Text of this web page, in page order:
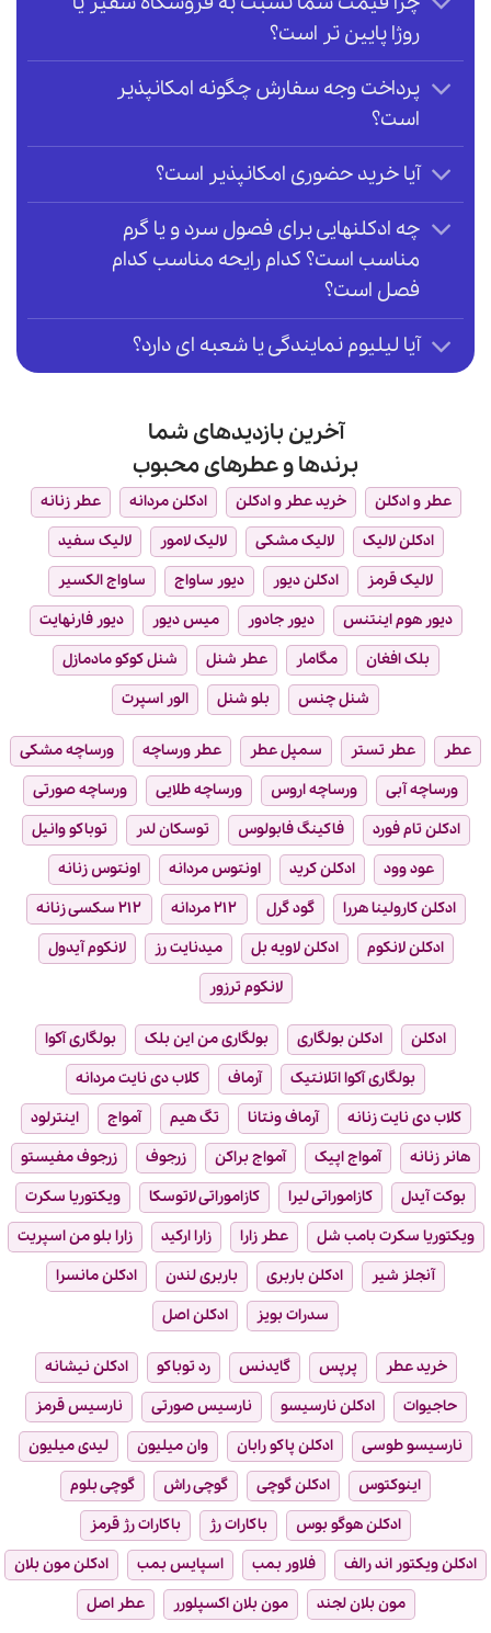
روژا پایین تر است؟
پرداخت وجه سفارش چگونه امکانپذیر
است؟
آیا خرید حضوری امکانپذیر است؟
چه ادکلنهایی برای فصول سرد و یا گرم
مناسب است؟ کدام رایحه مناسب کدام
فصل است؟
آیا لیلیوم نمایندگی یا شعبه ای دارد؟
آخرین بازدیدهای شما
برندها و عطرهای محبوب
عطر و ادکلن خرید عطر و ادکلن ادکلن مردانه
عطر زنانه
ادکلن لالیک
لالیک مشکی لالیک لامور
لالیک سفید
لالیک قرمز
ادکلن دیور دیور ساواج
ساواج الکسیر
دیور هوم اینتنس
دیور جادور میس دیور
دیور فارنهایت
بلک افغان
مگامار عطر شنل
شنل کوکو مادمازل
شنل چنس
بلو شنل الور اسپرت
عطر عطر تستر سمپل عطر عطر ورساچه
ورساچه مشکی
ورساچه آبی
ورساچه اروس ورساچه طلایی
ورساچه صورتی
ادکلن تام فورد
فاکینگ فابولوس توسکان لدر
توباکو وانیل
عود وود
ادکلن کرید اونتوس مردانه
اونتوس زنانه
ادکلن کارولینا هررا
گود گرل ۲۱۲ مردانه
۲۱۲ سکسی زنانه
ادکلن لانکوم
ادکلن لاویه بل میدنایت رز
لانکوم آیدول
لانکوم ترزور
ادکلن ادکلن بولگاری بولگاری من این بلک
بولگاری آکوا
بولگاری آکوا اتلانتیک
آرماف
کلاب دی نایت مردانه
کلاب دی نایت زنانه
آرماف ونتانا تگ هیم آمواج
اینترلود
هانر زنانه
آمواج اپیک آمواج براکن زرجوف
زرجوف مفیستو
بوکت آیدل
کازاموراتی لیرا کازاموراتی لاتوسکا
ویکتوریا سکرت
ویکتوریا سکرت بامب شل
عطر زارا زارا ارکید
زارا بلو من اسپریت
آنجلز شیر
ادکلن باربری باربری لندن
ادکلن مانسرا
سدرات بویز
ادکلن اصل
خرید عطر پرپس گایدنس رد توباکو
ادکلن نیشانه
حاجیوات
ادکلن نارسیسو نارسیس صورتی
نارسیس قرمز
نارسیسو طوسی
ادکلن پاکو رابان وان میلیون
لیدی میلیون
اینوکتوس
ادکلن گوچی گوچی راش
گوچی بلوم
ادکلن هوگو بوس
باکارات رژ
باکارات رژ قرمز
ادکلن ویکتور اند رالف
فلاور بمب اسپایس بمب
ادکلن مون بلان
مون بلان لجند
مون بلان اکسپلورر عطر اصل